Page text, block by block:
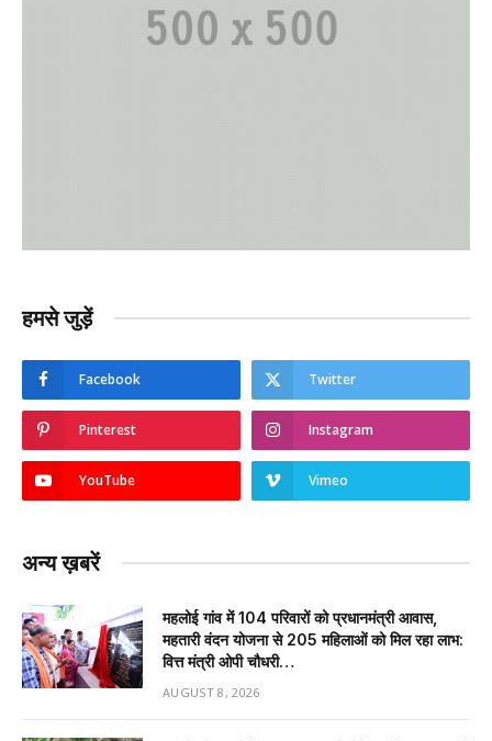
हमसे जुड़ें
Facebook Twitter
Pinterest Instagram
YouTube Vimeo
अन्य ख़बरें
महलोई गांव में 104 परिवारों को प्रधानमंत्री आवास,
महतारी वंदन योजना से 205 महिलाओं को मिल रहा लाभ:
वित्त मंत्री ओपी चौधरी…
AUGUST 8, 2026